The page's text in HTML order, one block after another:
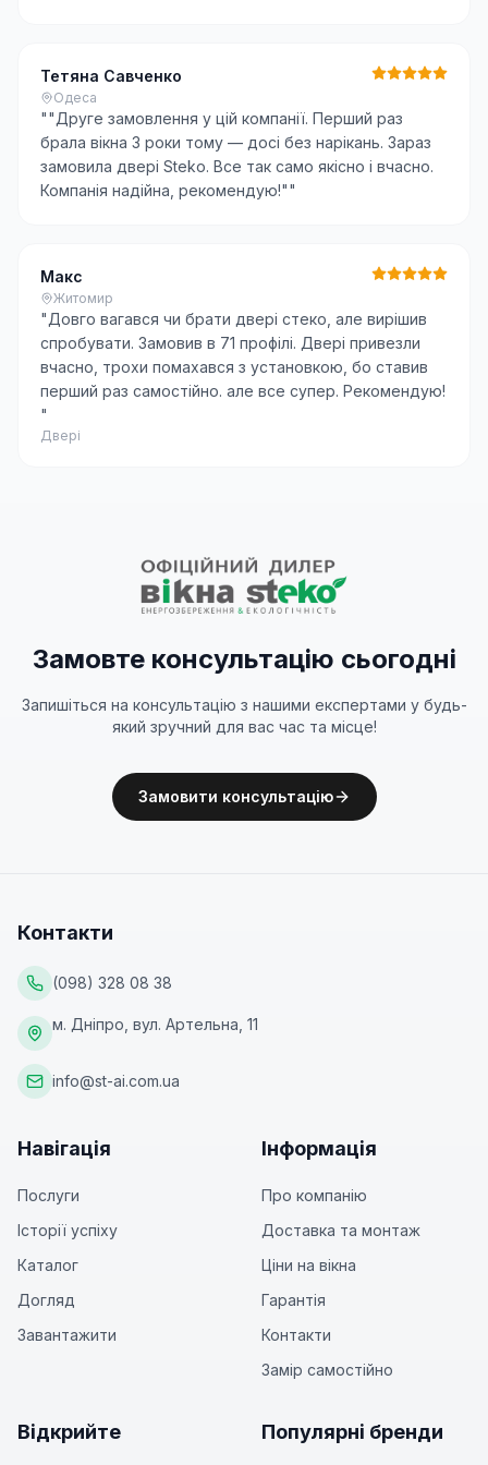
Тетяна Савченко
Одеса
""Друге замовлення у цій компанії. Перший раз
брала вікна 3 роки тому — досі без нарікань. Зараз
замовила двері Steko. Все так само якісно і вчасно.
Компанія надійна, рекомендую!""
Макс
Житомир
"Довго вагався чи брати двері стеко, але вирішив
спробувати. Замовив в 71 профілі. Двері привезли
вчасно, трохи помахався з установкою, бо ставив
перший раз самостійно. але все супер. Рекомендую!
"
Двері
Замовте консультацію сьогодні
Запишіться на консультацію з нашими експертами у будь-
який зручний для вас час та місце!
Замовити консультацію
Контакти
(098) 328 08 38
м. Дніпро, вул. Артельна, 11
info@st-ai.com.ua
Навігація
Послуги
Історії успіху
Каталог
Догляд
Завантажити
Інформація
Про компанію
Доставка та монтаж
Ціни на вікна
Гарантія
Контакти
Замір самостійно
Відкрийте Популярні бренди